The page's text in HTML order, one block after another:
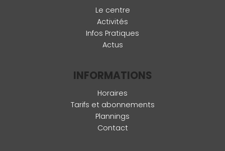
Le centre
Activités
Infos Pratiques
Actus
INFORMATIONS
Horaires
Tarifs et abonnements
Plannings
Contact